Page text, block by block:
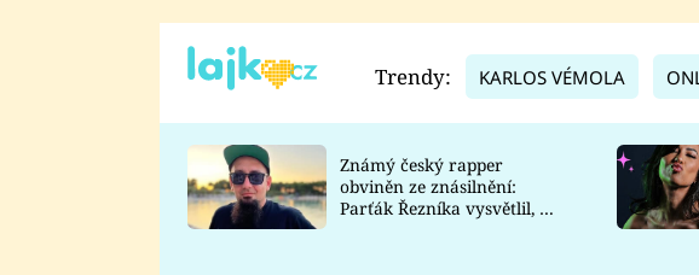
TADEÁŠ KUBĚNKA
DATEL
Trendy: KARLOS VÉMOLA
Známý český rapper
obviněn ze znásilnění:
Parťák Řezníka vysvětlil, co